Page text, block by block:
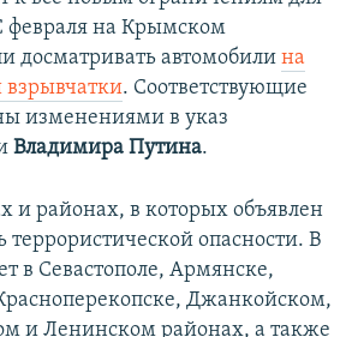
на Крымском
досматривать автомобили на
. Соответствующие
изменениями в указ
Владимира Путина.
и районах, в которых объявлен
опасности. В
в Севастополе, Армянске,
Джанкойском,
и Ленинском районах, а также